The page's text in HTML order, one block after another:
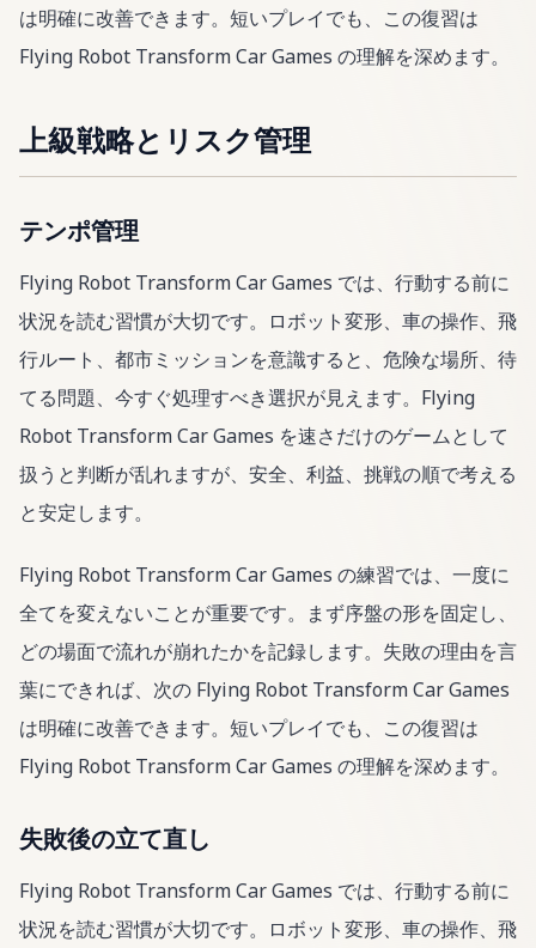
は明確に改善できます。短いプレイでも、この復習は
Flying Robot Transform Car Games の理解を深めます。
上級戦略とリスク管理
テンポ管理
Flying Robot Transform Car Games では、行動する前に
状況を読む習慣が大切です。ロボット変形、車の操作、飛
行ルート、都市ミッションを意識すると、危険な場所、待
てる問題、今すぐ処理すべき選択が見えます。Flying
Robot Transform Car Games を速さだけのゲームとして
扱うと判断が乱れますが、安全、利益、挑戦の順で考える
と安定します。
Flying Robot Transform Car Games の練習では、一度に
全てを変えないことが重要です。まず序盤の形を固定し、
どの場面で流れが崩れたかを記録します。失敗の理由を言
葉にできれば、次の Flying Robot Transform Car Games
は明確に改善できます。短いプレイでも、この復習は
Flying Robot Transform Car Games の理解を深めます。
失敗後の立て直し
Flying Robot Transform Car Games では、行動する前に
状況を読む習慣が大切です。ロボット変形、車の操作、飛